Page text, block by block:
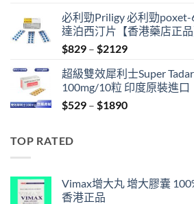
was:
$500.
is:
$399.
必利勁Priligy 必利勁
達泊西汀片【香港藥店正品
$829 – $2129Price
$829
through
$2129
超級雙效犀利士Super
100mg/10粒 印度原裝進口
$529 – $1890Price
TOP RATED
Vimax增大丸 增大膠囊
香港正品